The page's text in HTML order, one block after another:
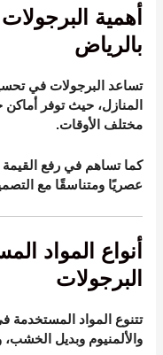
أهمية
بالرياض
تساعد البرجولات في
المنازل، حيث توفر
مختلف الأوقات.
كما تساهم في رفع القيمة
عصريًا ومتناسقًا مع
أنواع المواد
البرجولات
تتنوع المواد المستخدمة
والألمنيوم وبديل الخشب،